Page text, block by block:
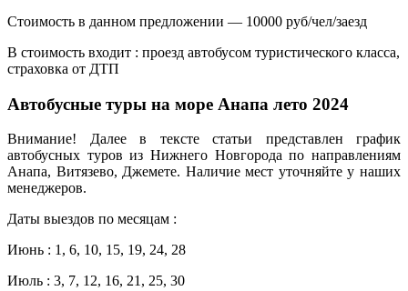
Стоимость в данном предложении — 10000 руб/чел/заезд
В стоимость входит : проезд автобусом туристического класса,
страховка от ДТП
Автобусные туры на море Анапа лето 2024
Внимание! Далее в тексте статьи представлен график
автобусных туров из Нижнего Новгорода по направлениям
Анапа, Витязево, Джемете. Наличие мест уточняйте у наших
менеджеров.
Даты выездов по месяцам :
Июнь : 1, 6, 10, 15, 19, 24, 28
Июль : 3, 7, 12, 16, 21, 25, 30